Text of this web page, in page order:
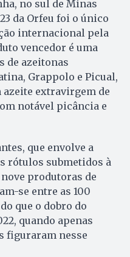
no sul de Minas
da Orfeu foi o único
internacional pela
vencedor é uma
de azeitonas
Grappolo e Picual,
extravirgem de
notável picância e
que envolve a
rótulos submetidos à
produtoras de
se entre as 100
que o dobro do
quando apenas
figuraram nesse